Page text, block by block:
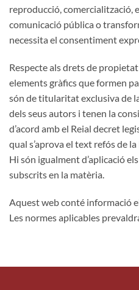
reproducció, comercialització,
comunicació pública o
necessita el consentiment
Respecte als drets de
elements gràfics que formen
són de titularitat exclusiva de
dels seus autors i tenen la
d’acord amb el Reial decret
qual s’aprova el text refós de
Hi són igualment d’aplicació
subscrits en la matèria.
Aquest web conté informació
Les normes aplicables